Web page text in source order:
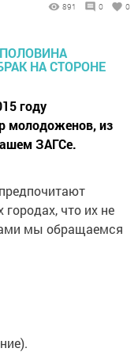
891 0 0
году
молодоженов, из
ЗАГСе.
городах, что их не
мы обращаемся